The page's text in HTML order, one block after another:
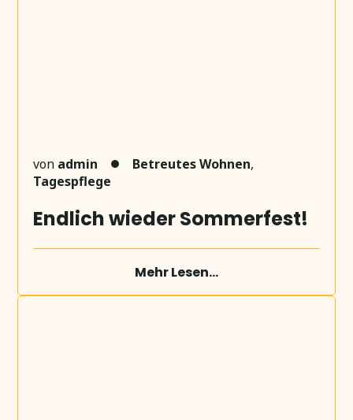
Endlich wieder Sommerfest!
von admin Betreutes Wohnen,
Tagespflege
Mehr Lesen...